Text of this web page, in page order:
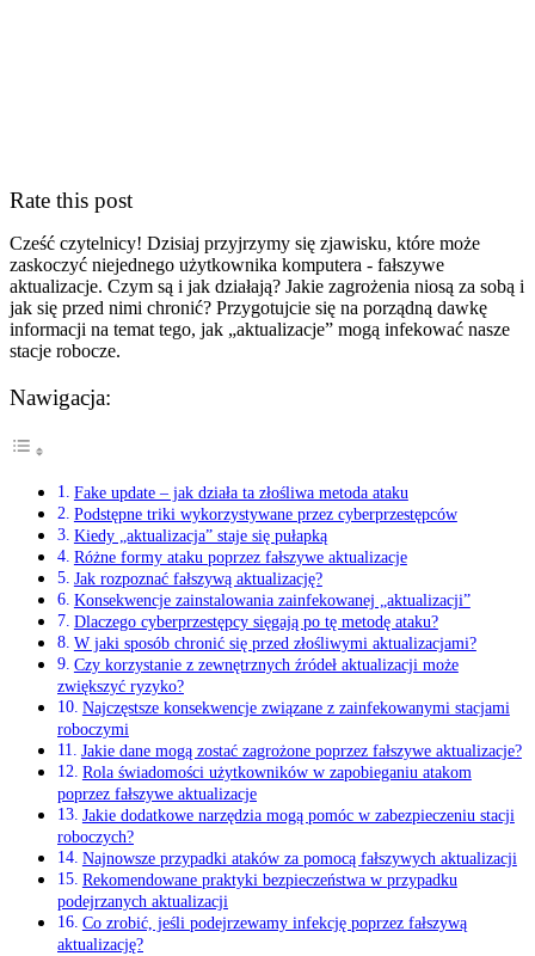
Rate this post
Cześć czytelnicy! Dzisiaj przyjrzymy się zjawisku, które może
zaskoczyć niejednego użytkownika komputera ⁢- fałszywe
aktualizacje. Czym​ są i jak działają? Jakie zagrożenia niosą⁢ za sobą ⁤i
jak się przed nimi chronić? Przygotujcie się na porządną​ dawkę
informacji na temat tego, jak „aktualizacje” mogą ‍infekować nasze​
stacje robocze.
Nawigacja:
Fake update – jak działa ta⁢ złośliwa metoda ataku
Podstępne triki wykorzystywane przez cyberprzestępców
Kiedy „aktualizacja” staje się pułapką
Różne formy ataku poprzez fałszywe aktualizacje
Jak rozpoznać fałszywą aktualizację?
Konsekwencje zainstalowania zainfekowanej ‌„aktualizacji”
Dlaczego cyberprzestępcy‌ sięgają po tę metodę ataku?
W jaki sposób ‌chronić się przed złośliwymi ⁢aktualizacjami?
Czy korzystanie‍ z zewnętrznych źródeł aktualizacji może
zwiększyć ryzyko?
Najczęstsze konsekwencje ⁣związane z zainfekowanymi stacjami
roboczymi
Jakie dane mogą zostać zagrożone poprzez fałszywe aktualizacje?
Rola świadomości użytkowników w zapobieganiu atakom
poprzez fałszywe⁢ aktualizacje
Jakie dodatkowe narzędzia mogą⁣ pomóc w zabezpieczeniu stacji
roboczych?
Najnowsze przypadki ataków za pomocą fałszywych aktualizacji
Rekomendowane praktyki bezpieczeństwa ⁣w przypadku
podejrzanych aktualizacji
Co​ zrobić, jeśli podejrzewamy ‍infekcję poprzez ⁤fałszywą
aktualizację?